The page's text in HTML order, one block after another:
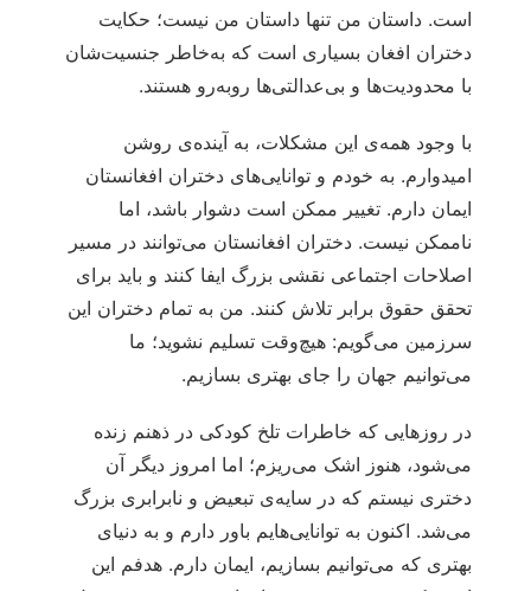
است. داستان من تنها داستان من نیست؛ حکایت
دختران افغان بسیاری است که به‌خاطر جنسیت‌شان
با محدودیت‌ها و بی‌عدالتی‌ها روبه‌رو هستند.
با وجود همه‌ی این مشکلات، به آینده‌ی روشن
امیدوارم. به خودم و توانایی‌های دختران افغانستان
ایمان دارم. تغییر ممکن است دشوار باشد، اما
ناممکن نیست. دختران افغانستان می‌توانند در مسیر
اصلاحات اجتماعی نقشی بزرگ ایفا کنند و باید برای
تحقق حقوق برابر تلاش کنند. من به تمام دختران این
سرزمین می‌گویم: هیچ‌وقت تسلیم نشوید؛ ما
می‌توانیم جهان را جای بهتری بسازیم.
در روزهایی که خاطرات تلخ کودکی در ذهنم زنده
می‌شود، هنوز اشک می‌ریزم؛ اما امروز دیگر آن
دختری نیستم که در سایه‌ی تبعیض و نابرابری بزرگ
می‌شد. اکنون به توانایی‌هایم باور دارم و به دنیای
بهتری که می‌توانیم بسازیم، ایمان دارم. هدفم این